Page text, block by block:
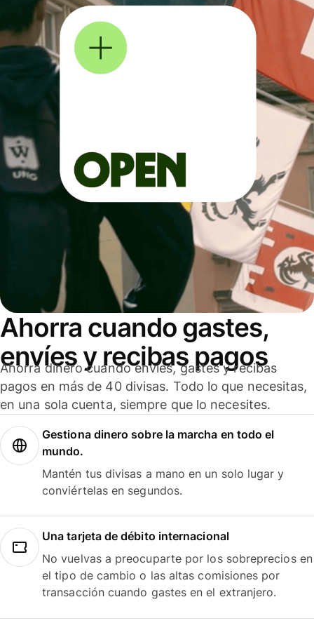
Ahorra cuando gastes,
envíes y recibas pagos
Ahorra dinero cuando envíes, gastes y recibas
pagos en más de 40 divisas. Todo lo que necesitas,
en una sola cuenta, siempre que lo necesites.
Gestiona dinero sobre la marcha en todo el
mundo.
Mantén tus divisas a mano en un solo lugar y
conviértelas en segundos.
Una tarjeta de débito internacional
No vuelvas a preocuparte por los sobreprecios en
el tipo de cambio o las altas comisiones por
transacción cuando gastes en el extranjero.